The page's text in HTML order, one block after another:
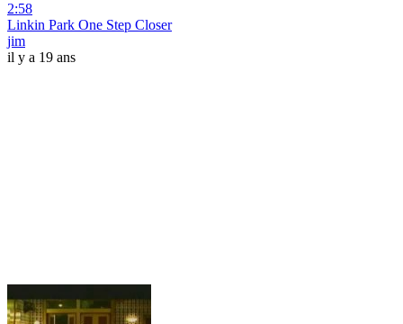
2:58
Linkin Park One Step Closer
jim
il y a 19 ans